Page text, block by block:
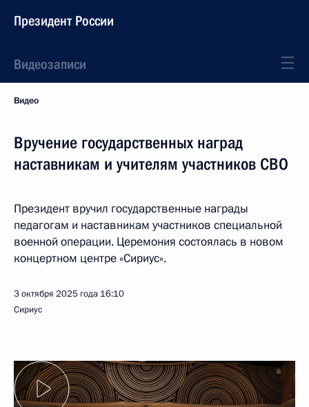
Президент России
Видеозаписи
Видео
Вручение государственных наград
наставникам и учителям участников СВО
Президент вручил государственные награды
педагогам и наставникам участников специальной
военной операции. Церемония состоялась в новом
концертном центре «Сириус».
3 октября 2025 года 16:10
Сириус